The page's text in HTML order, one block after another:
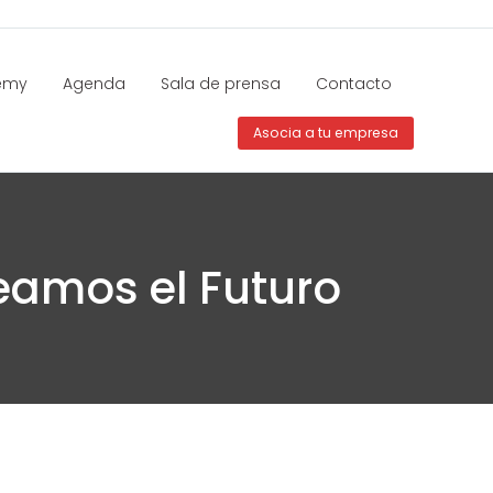
Agenda Sala de prensa Contacto
Asocia a tu empresa
el Futuro